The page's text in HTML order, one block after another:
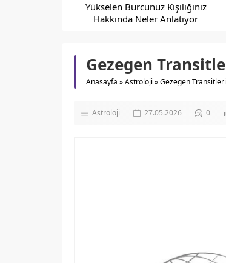
Yükselen Burcunuz Kişiliğiniz
Hakkında Neler Anlatıyor
Gezegen
Anasayfa »Astroloji »Gezegen
Astroloji 27.05.2026 0